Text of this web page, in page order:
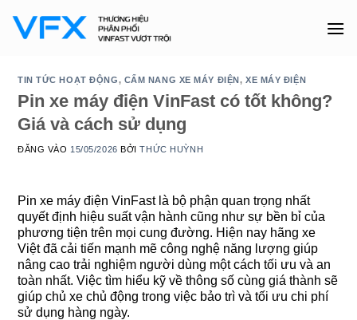
qua
TIN TỨC HOẠT ĐỘNG, CẨM NANG XE MÁY ĐIỆN, XE MÁY ĐIỆN
Pin xe máy điện VinFast có tốt không?
Giá và cách sử dụng
ĐĂNG VÀO 15/05/2026 BỞITHỨC HUỲNH
Pin xe máy điện VinFast là bộ phận quan trọng nhất
quyết định hiệu suất vận hành cũng như sự bền bỉ của
phương tiện trên mọi cung đường. Hiện nay hãng xe
Việt đã cải tiến mạnh mẽ công nghệ năng lượng giúp
nâng cao trải nghiệm người dùng một cách tối ưu và an
toàn nhất. Việc tìm hiểu kỹ về thông số cùng giá thành sẽ
giúp chủ xe chủ động trong việc bảo trì và tối ưu chi phí
sử dụng hàng ngày.